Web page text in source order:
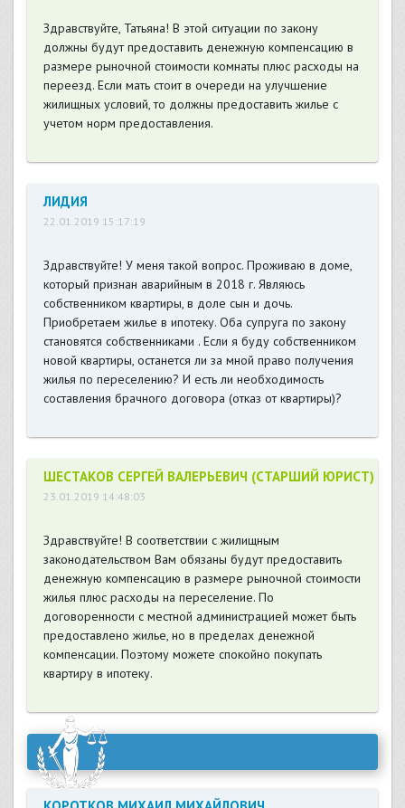
Здравствуйте, Татьяна! В этой ситуации по закону
должны будут предоставить денежную компенсацию в
размере рыночной стоимости комнаты плюс расходы на
переезд. Если мать стоит в очереди на улучшение
жилищных условий, то должны предоставить жилье с
учетом норм предоставления.
ЛИДИЯ
22.01.2019 15:17:19
Здравствуйте! У меня такой вопрос. Проживаю в доме,
который признан аварийным в 2018 г. Являюсь
собственником квартиры, в доле сын и дочь.
Приобретаем жилье в ипотеку. Оба супруга по закону
становятся собственниками . Если я буду собственником
новой квартиры, останется ли за мной право получения
жилья по переселению? И есть ли необходимость
составления брачного договора (отказ от квартиры)?
ШЕСТАКОВ СЕРГЕЙ ВАЛЕРЬЕВИЧ (СТАРШИЙ ЮРИСТ)
23.01.2019 14:48:03
Здравствуйте! В соответствии с жилищным
законодательством Вам обязаны будут предоставить
денежную компенсацию в размере рыночной стоимости
жилья плюс расходы на переселение. По
договоренности с местной администрацией может быть
предоставлено жилье, но в пределах денежной
компенсации. Поэтому можете спокойно покупать
квартиру в ипотеку.